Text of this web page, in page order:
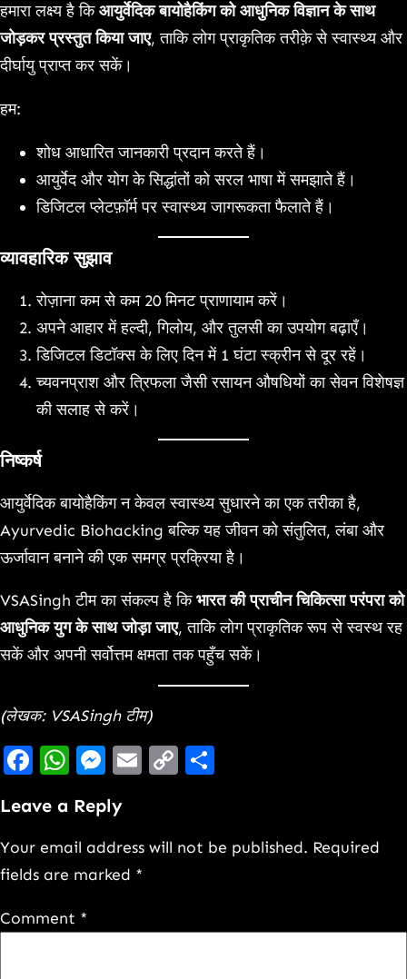
हमारा लक्ष्य है किआयुर्वेदिक बायोहैकिंग को आधुनिक विज्ञान के साथ
जोड़कर प्रस्तुत किया जाए, ताकि लोग प्राकृतिक तरीक़े से स्वास्थ्य और
दीर्घायु प्राप्त कर सकें।
हम:
शोध आधारित जानकारी प्रदान करते हैं।
आयुर्वेद और योग के सिद्धांतों को सरल भाषा में समझाते हैं।
डिजिटल प्लेटफ़ॉर्म पर स्वास्थ्य जागरूकता फैलाते हैं।
व्यावहारिक सुझाव
रोज़ाना कम से कम 20 मिनट प्राणायाम करें।
अपने आहार में हल्दी, गिलोय, और तुलसी का उपयोग बढ़ाएँ।
डिजिटल डिटॉक्स के लिए दिन में 1 घंटा स्क्रीन से दूर रहें।
च्यवनप्राश और त्रिफला जैसी रसायन औषधियों का सेवन विशेषज्ञ
की सलाह से करें।
निष्कर्ष
आयुर्वेदिक बायोहैकिंग न केवल स्वास्थ्य सुधारने का एक तरीका है,
Ayurvedic Biohacking बल्कि यह जीवन को संतुलित, लंबा और
ऊर्जावान बनाने की एक समग्र प्रक्रिया है।
VSASingh टीम का संकल्प है किभारत की प्राचीन चिकित्सा परंपरा को
आधुनिक युग के साथ जोड़ा जाए, ताकि लोग प्राकृतिक रूप से स्वस्थ रह
सकें और अपनी सर्वोत्तम क्षमता तक पहुँच सकें।
(लेखक: VSASingh टीम)
Facebook
WhatsApp
Messenger
Email
Copy
Leave a Reply
Your email address will not be published. Required
fields are marked *
Comment *